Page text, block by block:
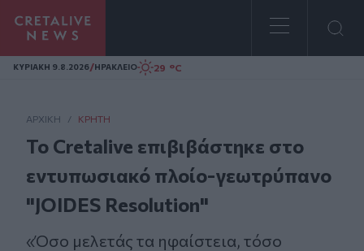
Homepage
ΚΥΡΙΑΚΗ 9.8.2026/ΗΡΑΚΛΕΙΟ 29 °C
ΑΡΧΙΚΗ / ΚΡΉΤΗ
Το Cretalive επιβιβάστηκε στο
εντυπωσιακό πλοίο-γεωτρύπανο
"JOIDES Resolution"
«Όσο μελετάς τα ηφαίστεια, τόσο